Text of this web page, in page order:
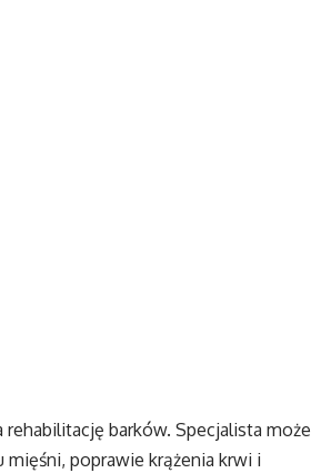
barków. Specjalista może
poprawie krążenia krwi i